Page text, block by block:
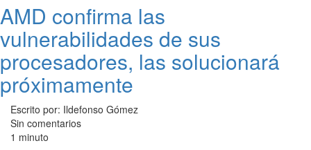
AMD confirma las
vulnerabilidades de sus
procesadores, las solucionará
próximamente
Escrito por: Ildefonso Gómez
Sin comentarios
1 minuto